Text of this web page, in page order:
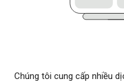
Chúng tôi cung cấp nhiều